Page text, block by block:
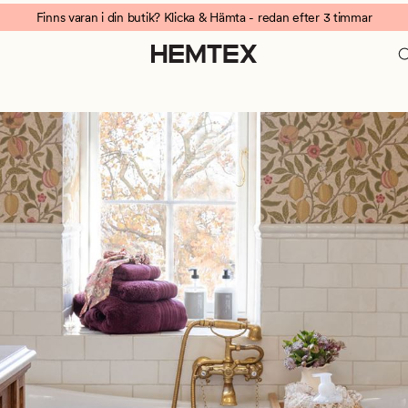
Finns varan i din butik? Klicka & Hämta - redan efter 3 timmar